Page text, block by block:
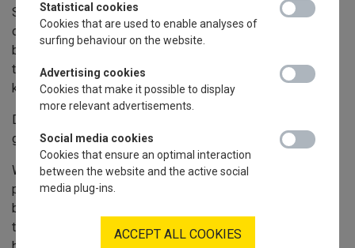
Sommige functionaliteiten van onze Dienst kunnen
onderworpen zijn aan de voorafgaande opgave van
bepaalde persoonsgegevens; dit teneinde een vlot contact
te kunnen garanderen en/of u de correcte informatie te
kunnen bezorgen.
De gebruiker die de persoonsgegevens meedeelt,
garandeert Ons dat deze correct zijn.
Wij respecteren de wetgeving m.b.t. de verwerking van
persoonsgegevens. De persoonlijke gegevens worden
bijgehouden in de centrale databank van
taken zoals haar toevertrouwd tot een goed einde te
Statistical cookies
Cookies that are used to enable analyses of
surfing behaviour on the website.
Advertising cookies
Cookies that make it possible to display
more relevant advertisements.
Social media cookies
Cookies that ensure an optimal interaction
between the website and the active social
media plug-ins.
ACCEPT ALL COOKIES